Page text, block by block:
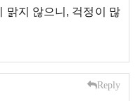
맑지 않으니, 걱정이 많
Reply